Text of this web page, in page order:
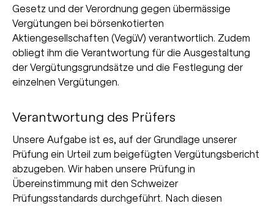
Gesetz und der Verordnung gegen übermässige
Vergütungen bei börsenkotierten
Aktiengesellschaften (VegüV) verantwortlich. Zudem
obliegt ihm die Verantwortung für die Ausgestaltung
der Vergütungsgrundsätze und die Festlegung der
einzelnen Vergütungen.
Verantwortung des Prüfers
Unsere Aufgabe ist es, auf der Grundlage unserer
Prüfung ein Urteil zum beigefügten Vergütungsbericht
abzugeben. Wir haben unsere Prüfung in
Übereinstimmung mit den Schweizer
Prüfungsstandards durchgeführt. Nach diesen